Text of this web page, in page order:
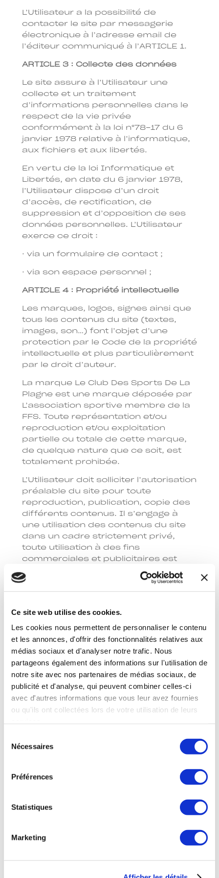
Ce site web utilise des cookies.
Les cookies nous permettent de personnaliser le contenu
et les annonces, d'offrir des fonctionnalités relatives aux
médias sociaux et d'analyser notre trafic. Nous
partageons également des informations sur l'utilisation de
notre site avec nos partenaires de médias sociaux, de
publicité et d'analyse, qui peuvent combiner celles-ci
avec d'autres informations que vous leur avez fournies
ou qu'ils ont collectées lors de votre utilisation de leurs
Nécessaires
Préférences
Statistiques
Marketing
L’Utilisateur a la possibilité de
contacter le site par messagerie
électronique à l’adresse email de
l’éditeur communiqué à l’ARTICLE 1.
ARTICLE 3 : Collecte des données
Le site assure à l’Utilisateur une
collecte et un traitement
d’informations personnelles dans le
respect de la vie privée
conformément à la loi n°78-17 du 6
janvier 1978 relative à l’informatique,
aux fichiers et aux libertés.
En vertu de la loi Informatique et
Libertés, en date du 6 janvier 1978,
l’Utilisateur dispose d’un droit
d’accès, de rectification, de
suppression et d’opposition de ses
données personnelles. L’Utilisateur
exerce ce droit :
· via un formulaire de contact ;
· via son espace personnel ;
ARTICLE 4 : Propriété intellectuelle
Les marques, logos, signes ainsi que
tous les contenus du site (textes,
images, son…) font l’objet d’une
protection par le Code de la propriété
intellectuelle et plus particulièrement
par le droit d’auteur.
La marque Le Club Des Sports De La
Plagne est une marque déposée par
L’association sportive membre de la
FFS. Toute représentation et/ou
reproduction et/ou exploitation
partielle ou totale de cette marque,
de quelque nature que ce soit, est
totalement prohibée.
L’Utilisateur doit solliciter l’autorisation
préalable du site pour toute
reproduction, publication, copie des
différents contenus. Il s’engage à
une utilisation des contenus du site
dans un cadre strictement privé,
toute utilisation à des fins
commerciales et publicitaires est
procédé que ce soit, sans
du site Internet constituerait une
contrefaçon sanctionnée par l’article
L 335-2 et suivants du Code de la
propriété intellectuelle.
Il est rappelé conformément à
l’article L122-5 du Code de propriété
intellectuelle que l’Utilisateur qui
source.
Les sources des informations
sont réputées fiables mais le site ne
défauts, d’erreurs ou d’omissions.
général sans valeur contractuelle.